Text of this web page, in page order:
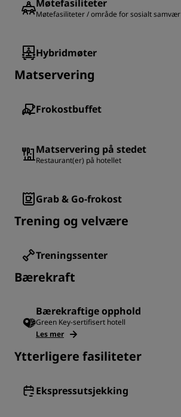
Møtefasiliteter
Møtefasiliteter / område for sosialt samvær
Hybridmøter
Matservering
Frokostbuffet
Matservering på stedet
Restaurant(er) på hotellet
Grab & Go-frokost
Trening og velvære
Treningssenter
Bærekraft
Bærekraftige opphold
Green Key-sertifisert hotell
Les mer
Ytterligere fasiliteter
Ekspressutsjekking